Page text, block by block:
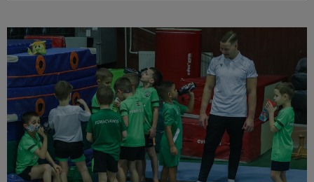
Jegyek
FM YouTube +
Hírek